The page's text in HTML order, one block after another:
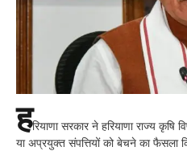
हरियाणा सरकार ने हरियाणा राज्य कृषि
या अप्रयुक्त संपत्तियों को बेचने का फैसला